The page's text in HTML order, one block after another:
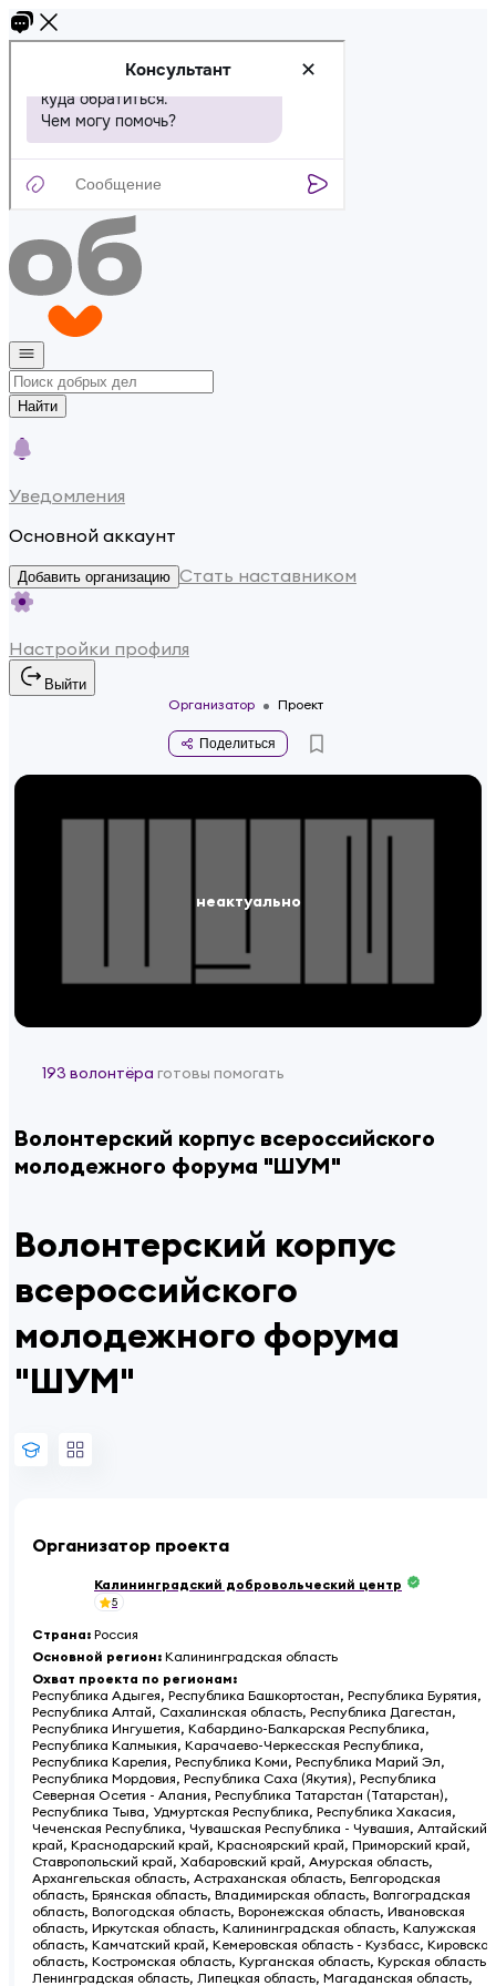
Найти
Уведомления
Основной аккаунт
Добавить организацию Стать наставником
Настройки профиля
Выйти
Организатор
Проект
Поделиться
неактуально
193 волонтёра готовы помогать
Волонтерский корпус всероссийского
молодежного форума "ШУМ"
Волонтерский корпус
всероссийского
молодежного форума
"ШУМ"
Организатор проекта
Калининградский добровольческий центр
5
Страна: Россия
Основной регион: Калининградская область
Охват проекта по регионам:
Республика Адыгея, Республика Башкортостан, Республика Бурятия,
Республика Алтай, Сахалинская область, Республика Дагестан,
Республика Ингушетия, Кабардино-Балкарская Республика,
Республика Калмыкия, Карачаево-Черкесская Республика,
Республика Карелия, Республика Коми, Республика Марий Эл,
Республика Мордовия, Республика Саха (Якутия), Республика
Северная Осетия - Алания, Республика Татарстан (Татарстан),
Республика Тыва, Удмуртская Республика, Республика Хакасия,
Чеченская Республика, Чувашская Республика - Чувашия, Алтайский
край, Краснодарский край, Красноярский край, Приморский край,
Ставропольский край, Хабаровский край, Амурская область,
Архангельская область, Астраханская область, Белгородская
область, Брянская область, Владимирская область, Волгоградская
область, Вологодская область, Воронежская область, Ивановская
область, Иркутская область, Калининградская область, Калужская
область, Камчатский край, Кемеровская область - Кузбасс, Кировская
область, Костромская область, Курганская область, Курская область,
Ленинградская область, Липецкая область, Магаданская область,